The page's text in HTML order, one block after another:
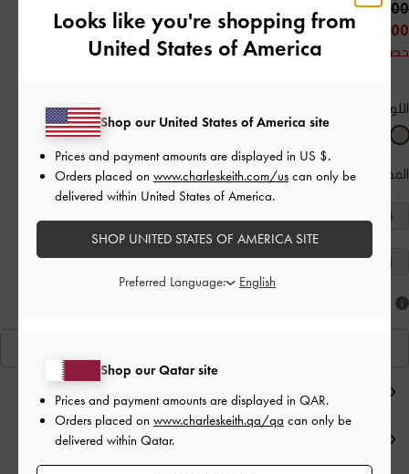
425.00 QAR
250.00 QAR
خصم 41%
اللون:
المقاس: اختر المقاسدليل المقاسات
34
41
ملاحظات المحرر
Looks like you're shopping from
United States of America
Shop our Qatar site
Prices and payment amounts are displayed in QAR.
Orders placed on www.charleskeith.qa/qa can only be
delivered within Qatar.
Shop our United States of America site
Prices and payment amounts are displayed in US $.
Orders placed on www.charleskeith.com/us can only be
delivered within United States of America.
SHOP UNITED STATES OF AMERICA SITE
Preferred Language: